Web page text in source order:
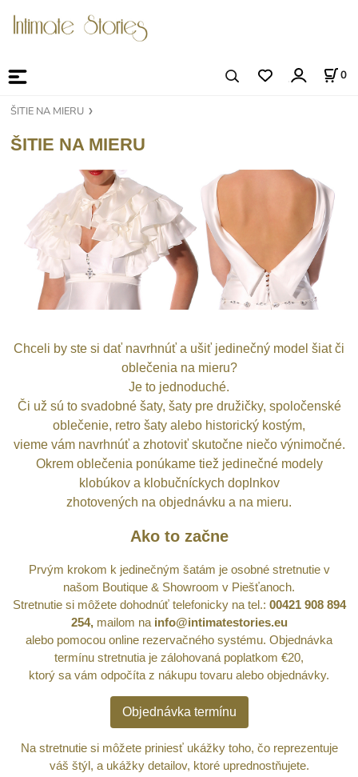
0
ŠITIE NA MIERU
ŠITIE NA MIERU
Chceli by ste si dať navrhnúť a ušiť jedinečný model šiat či
oblečenia na mieru?
Je to jednoduché.
Či už sú to svadobné šaty, šaty pre družičky, spoločenské
oblečenie, retro šaty alebo historický kostým,
vieme vám navrhnúť a zhotoviť skutočne niečo výnimočné.
Okrem oblečenia ponúkame tiež jedinečné modely
klobúkov a klobučníckych doplnkov
zhotovených na objednávku a na mieru.
Ako to začne
Prvým krokom k jedinečným šatám je osobné stretnutie v
našom Boutique & Showroom v Piešťanoch.
Stretnutie si môžete dohodnúť telefonicky na tel.: 00421 908 894
254, mailom na info@intimatestories.eu
alebo pomocou online rezervačného systému. Objednávka
termínu stretnutia je zálohovaná poplatkom €20,
ktorý sa vám odpočíta z nákupu tovaru alebo objednávky.
Objednávka termínu
Na stretnutie si môžete priniesť ukážky toho, čo reprezentuje
váš štýl, a ukážky detailov, ktoré uprednostňujete.